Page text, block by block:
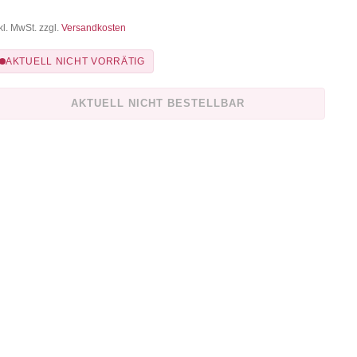
MwSt. zzgl. Versandkosten
AKTUELL NICHT VORRÄTIG
AKTUELL NICHT BESTELLBAR